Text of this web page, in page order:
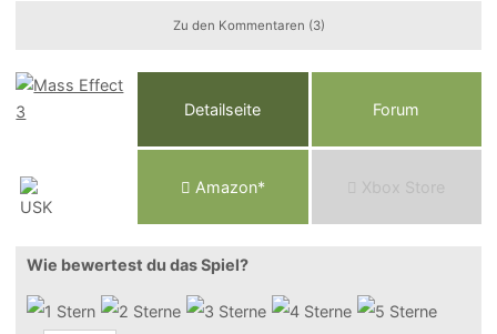
Zu den Kommentaren (3)
Detailseite Forum
Amazon* Xbox Store
Wie bewertest du das Spiel?